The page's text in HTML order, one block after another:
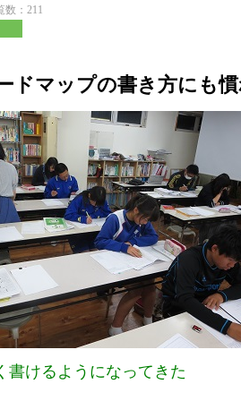
数：211
ドマップの書き方にも
書けるようになってきた